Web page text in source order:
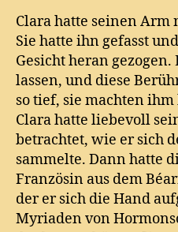
Clara hatte seinen
Sie hatte ihn gefasst
Gesicht heran gezogen.
lassen, und diese
so tief, sie machten
Clara hatte liebevoll
betrachtet, wie er sich
sammelte. Dann hatte
Französin aus dem
der er sich die Hand
Myriaden von